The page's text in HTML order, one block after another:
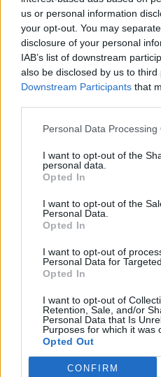
us or personal information
your opt-out. You may
disclosure of your personal
IAB’s list of downstream
also be disclosed by us to third
Downstream Participants that
Personal Data Processing
I want to opt-out of the
personal data.
Opted In
I want to opt-out of the
Personal Data.
Opted In
I want to opt-out of
Personal Data for
Opted In
I want to opt-out of
Retention, Sale, and/or
Personal Data that Is
Purposes for which it was
Opted Out
CONFIRM
pályaorientáció
középiskolai felvételi 2016
felvételi 2017
középiskolai felvételi 2017
Hozzászólások
Több mint kétszer annyi
felsőoktatásba, mint
összesen van
Nemcsak abban vannak jelentős
hogy hány kollégiumi férőhely jut
sem egységes. Míg a BME-n 100
díjak pedig 9300 és 25 500 forint
intézményekben. Megnéztük, hol
mennyit kell fizetni, és mi alapján
Felsőoktatás
Szöllősi Anna